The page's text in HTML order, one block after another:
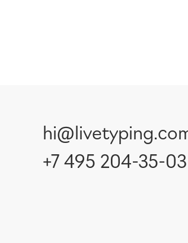
+7 495 204-35-03